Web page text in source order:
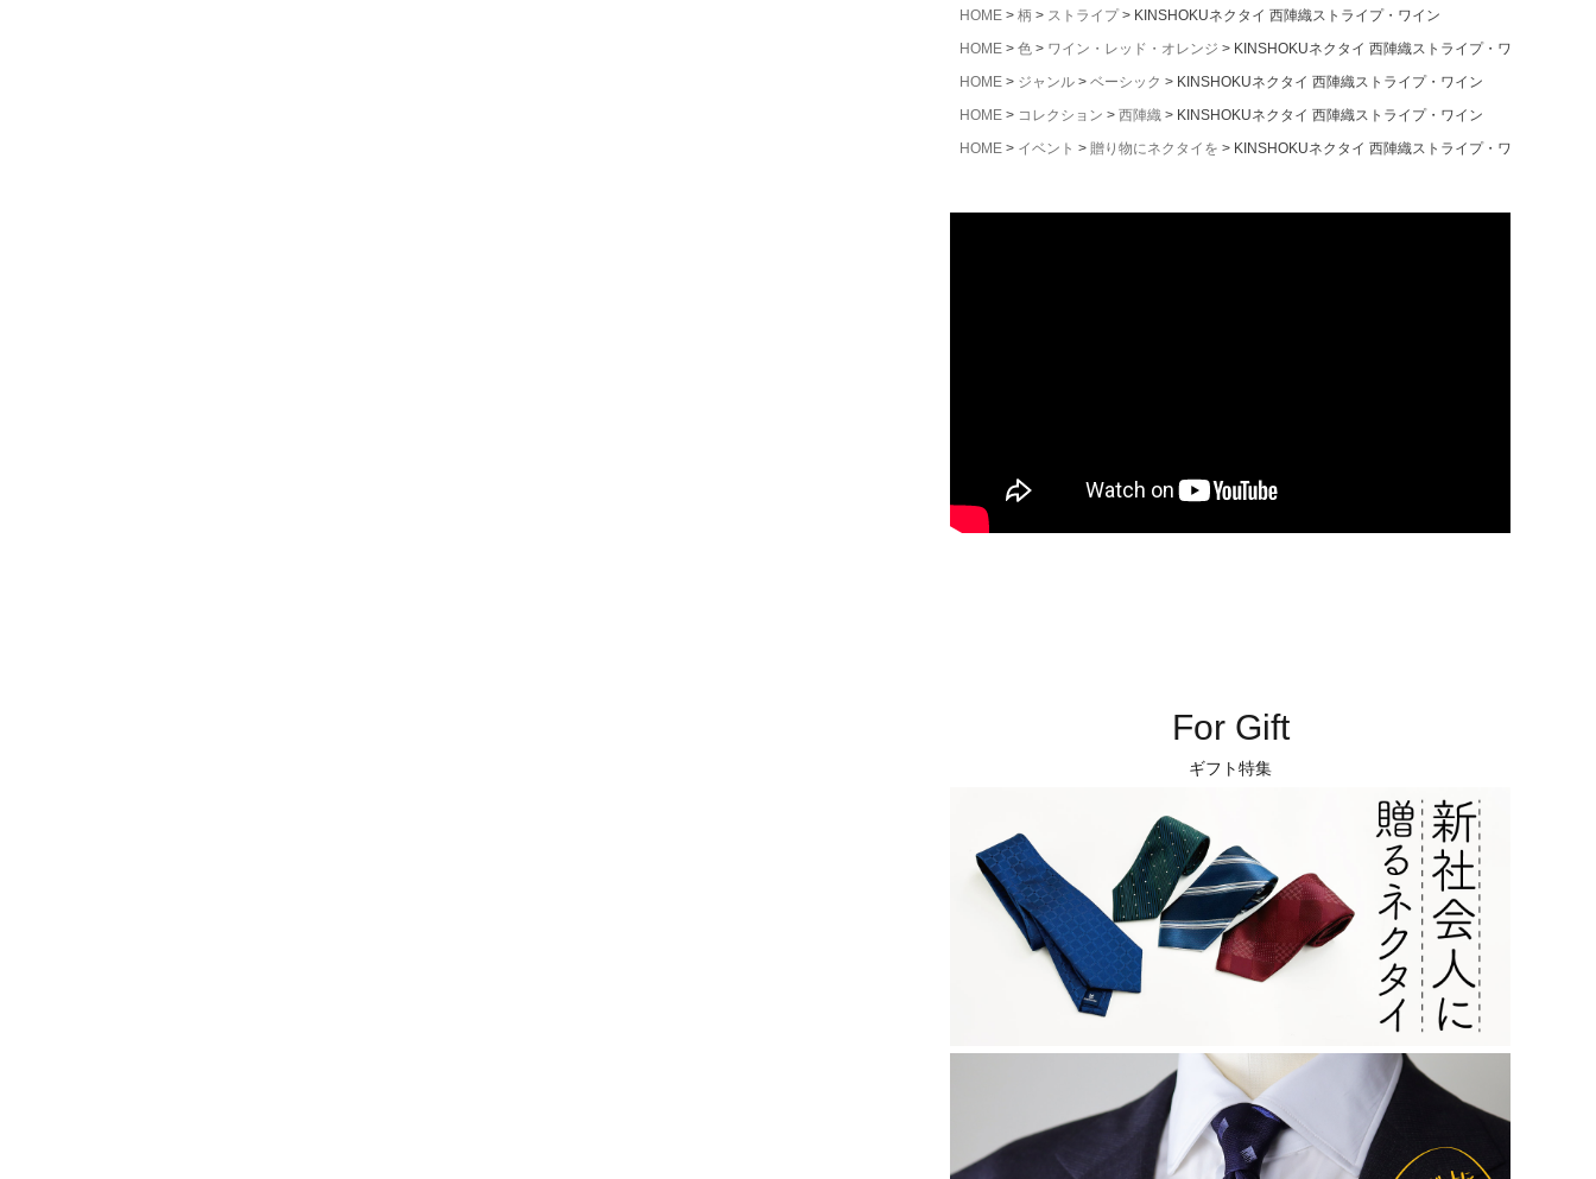
HOME
柄 ストライプ
KINSHOKUネクタイ 西陣織ストライプ・ワイン
HOME
色 ワイン・レッド・オレンジ
KINSHOKUネクタイ 西陣織ストライプ・ワイン
HOME
ジャンル ベーシック
KINSHOKUネクタイ 西陣織ストライプ・ワイン
HOME
コレクション 西陣織
KINSHOKUネクタイ 西陣織ストライプ・ワイン
HOME
イベント 贈り物にネクタイを KINSHOKUネクタイ 西陣織ストライプ・ワイン
For Gift
ギフト特集